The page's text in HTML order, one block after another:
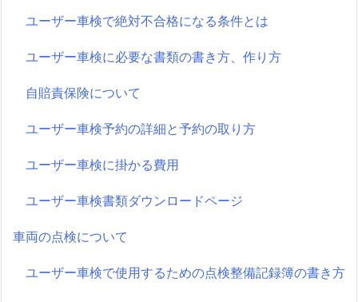
ユーザー車検で絶対不合格になる条件とは
ユーザー車検に必要な書類の書き方、作り方
自賠責保険について
ユーザー車検予約の詳細と予約の取り方
ユーザー車検に掛かる費用
ユーザー車検書類ダウンロードページ
車両の点検について
ユーザー車検で使用するための点検整備記録簿の書き方